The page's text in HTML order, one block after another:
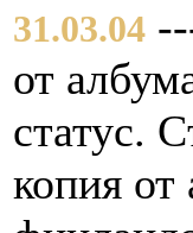
31.03.04
от
статус.
копия